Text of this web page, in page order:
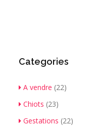
Categories
A vendre (22)
Chiots (23)
Gestations (22)